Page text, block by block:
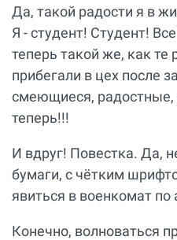
Да, такой радости я в
Я - студент! Студент!
теперь такой же, как те
прибегали в цех после
смеющиеся, радостные,
теперь!!!
И вдруг! Повестка. Да,
бумаги, с чётким
явиться в военкомат по
Конечно, волноваться